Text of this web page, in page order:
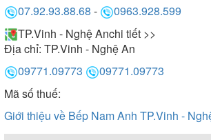
07.92.93.88.68 -
0963.928.599
TP.Vinh - Nghệ Anchi tiết >>
Địa chỉ: TP.Vinh - Nghệ An
09771.09773
09771.09773
Mã số thuế:
Giới thiệu về Bếp Nam Anh TP.Vinh -